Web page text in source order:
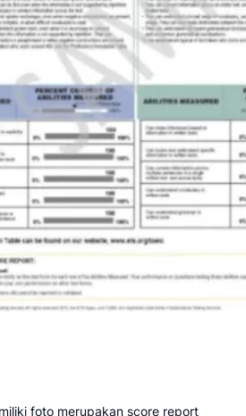
foto merupakan score report